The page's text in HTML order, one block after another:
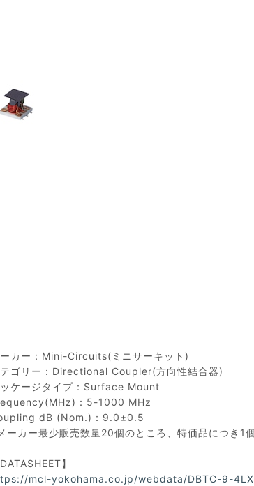
ーカー：Mini-Circuits(ミニサーキット)
ゴリー：Directional Coupler(方向性結合器)
ケージタイプ：Surface Mount
：5-1000 MHz
dB (Nom.)：9.0±0.5
ーカー最少販売数量20個のところ、特価品につき1
DATASHEET】
mcl-yokohama.co.jp/webdata/DBTC-9-